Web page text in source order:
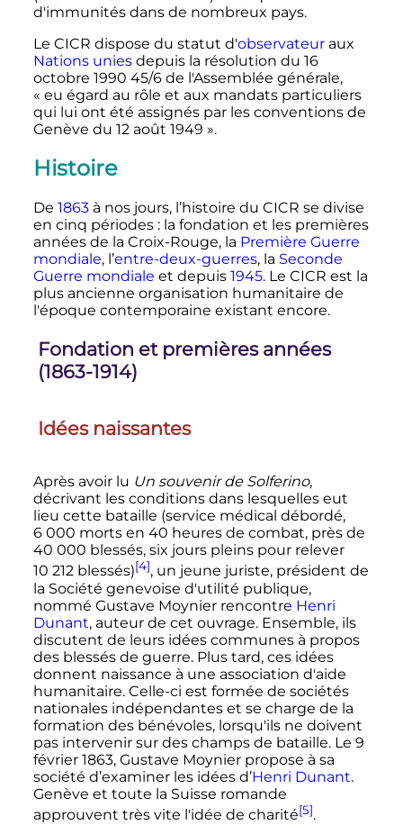
d'immunités dans de nombreux pays.
Le CICR dispose du statut d'observateuraux
Nations uniesdepuis la résolution du 16
octobre 1990 45/6 de l'Assemblée générale,
« eu égard au rôle et aux mandats particuliers
qui lui ont été assignés par les conventions de
Genève du 12 août 1949 ».
Histoire
De 1863à nos jours, l’histoire du CICR se divise
en cinq périodes : la fondation et les premières
années de la Croix-Rouge, la Première Guerre
mondiale, l’entre-deux-guerres, la Seconde
Guerre mondiale et depuis 1945. Le CICR est la
plus ancienne organisation humanitaire de
l'époque contemporaine existant encore.
Fondation et premières années
(1863-1914)
Idées naissantes
Après avoir lu Un souvenir de Solferino,
décrivant les conditions dans lesquelles eut
lieu cette bataille (service médical débordé,
6 000 mortsen 40 heures de combat, près de
40 000 blessés, six jours pleins pour relever
10 212 blessés)[4], un jeune juriste, président de
la Société genevoise d'utilité publique,
nommé Gustave Moynier rencontre Henri
Dunant, auteur de cet ouvrage. Ensemble, ils
discutent de leurs idées communes à propos
des blessés de guerre. Plus tard, ces idées
donnent naissance à une association d'aide
humanitaire. Celle-ci est formée de sociétés
nationales indépendantes et se charge de la
formation des bénévoles, lorsqu'ils ne doivent
pas intervenir sur des champs de bataille. Le 9
février 1863, Gustave Moynier propose à sa
société d’examiner les idées d’Henri Dunant.
Genève et toute la Suisse romande
approuvent très vite l'idée de charité[5].